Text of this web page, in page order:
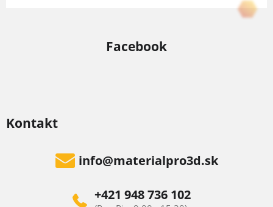
Kontakt
info@materialpro3d.sk
+421 948 736 102
Facebook